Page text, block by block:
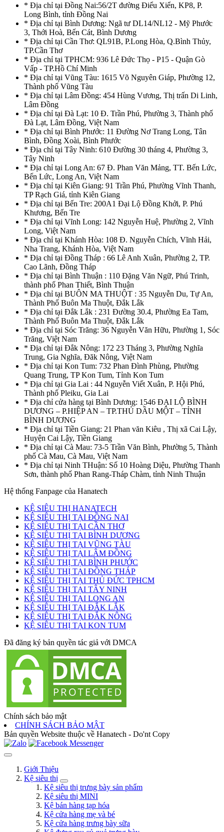
* Địa chỉ tại Đồng Nai:56/2T đường Điểu Xiển, KP8, P.
Long Bình, tỉnh Đồng Nai
* Địa chỉ tại Bình Dương: Ngã tư DL14/NL12 - Mỹ Phước
3, Thới Hoà, Bến Cát, Bình Dương
* Địa chỉ tại Cần Thơ: QL91B, P.Long Hòa, Q.Bình Thủy,
TP.Cần Thơ
* Địa chỉ tại TPHCM: 936 Lê Đức Thọ - P15 - Quận Gò
Vấp - TP.Hồ Chí Minh
* Địa chỉ tại Vũng Tàu: 1615 Võ Nguyên Giáp, Phường 12,
Thành phố Vũng Tàu
* Địa chỉ tại Lâm Đồng: 454 Hùng Vương, Thị trấn Di Linh,
Lâm Đồng
* Địa chỉ tại Đà Lạt: 10 Đ. Trần Phú, Phường 3, Thành phố
Đà Lạt, Lâm Đồng, Việt Nam
* Địa chỉ tại Bình Phước: 11 Đường Nơ Trang Long, Tân
Bình, Đồng Xoài, Bình Phước
* Địa chỉ tại Tây Ninh: 610 Đường 30 tháng 4, Phường 3,
Tây Ninh
* Địa chỉ tại Long An: 67 Đ. Phan Văn Mảng, TT. Bến Lức,
Bến Lức, Long An, Việt Nam
* Địa chỉ tại Kiên Giang: 91 Trần Phú, Phường Vĩnh Thanh,
TP Rạch Giá, tỉnh Kiên Giang
* Địa chỉ tại Bến Tre: 200A1 Đại Lộ Đồng Khởi, P. Phú
Khương, Bến Tre
* Địa chỉ tại Vĩnh Long: 142 Nguyễn Huệ, Phường 2, Vĩnh
Long, Việt Nam
* Địa chỉ tại Khánh Hòa: 108 Đ. Nguyễn Chích, Vĩnh Hải,
Nha Trang, Khánh Hòa, Việt Nam
* Địa chỉ tại Đồng Tháp : 66 Lê Anh Xuân, Phường 2, TP.
Cao Lãnh, Đồng Tháp
* Địa chỉ tại Bình Thuận : 110 Đặng Văn Ngữ, Phú Trinh,
thành phố Phan Thiết, Bình Thuận
* Địa chỉ tại BUÔN MA THUỘT : 35 Nguyễn Du, Tự An,
Thành Phố Buôn Ma Thuột, Đắk Lắk
* Địa chỉ tại Đắk Lắk : 231 Đường 30.4, Phường Ea Tam,
Thành Phố Buôn Ma Thuột, Đắk Lắk
* Địa chỉ tại Sóc Trăng: 36 Nguyễn Văn Hữu, Phường 1, Sóc
Trăng, Việt Nam
* Địa chỉ tại Đắk Nông: 172 23 Tháng 3, Phường Nghĩa
Trung, Gia Nghĩa, Đăk Nông, Việt Nam
* Địa chỉ tại Kon Tum: 732 Phan Đình Phùng, Phường
Quang Trung, TP Kon Tum, Tỉnh Kon Tum
* Địa chỉ tại Gia Lai : 44 Nguyễn Viết Xuân, P. Hội Phú,
Thành phố Pleiku, Gia Lai
* Địa chỉ cửa hàng tại Bình Dương: 1546 ĐẠI LỘ BÌNH
DƯƠNG – P.HIỆP AN – TP.THỦ DẦU MỘT – TỈNH
BÌNH DƯƠNG
* Địa chỉ tại Tiền Giang: 21 Phan văn Kiêu , Thị xã Cai Lậy,
Huyện Cai Lậy, Tiền Giang
* Địa chỉ tại Cà Mau: 73-5 Trần Văn Bình, Phường 5, Thành
phố Cà Mau, Cà Mau, Việt Nam
* Địa chỉ tại Ninh THuận: Số 10 Hoàng Diệu, Phường Thanh
Sơn, thành phố Phan Rang-Tháp Chàm, tỉnh Ninh Thuận
Hệ thống Fanpage của Hanatech
KỆ SIÊU THỊ HANATECH
KỆ SIÊU THỊ TẠI ĐỒNG NAI
KỆ SIÊU THỊ TẠI CẦN THƠ
KỆ SIÊU THỊ TẠI BÌNH DƯƠNG
KỆ SIÊU THỊ TẠI VŨNG TÀU
KỆ SIÊU THỊ TẠI LÂM ĐỒNG
KỆ SIÊU THỊ TẠI BÌNH PHƯỚC
KỆ SIÊU THỊ TẠI ĐỒNG THÁP
KỆ SIÊU THỊ TẠI THỦ ĐỨC TPHCM
KỆ SIÊU THỊ TẠI TÂY NINH
KỆ SIÊU THỊ TẠI LONG AN
KỆ SIÊU THỊ TẠI ĐẮK LẮK
KỆ SIÊU THỊ TẠI ĐẮK NÔNG
KỆ SIÊU THỊ TẠI KON TUM
Đã đăng ký bản quyền tác giả với DMCA
Chính sách bảo mật
CHÍNH SÁCH BẢO MẬT
Bản quyền Website thuộc về Hanatech - Do'nt Copy
Giới Thiệu
Kệ siêu thị
Kệ siêu thị trưng bày sản phẩm
Kệ siêu thị MINI
Kệ bán hàng tạp hóa
Kệ cửa hàng mẹ và bé
Kệ cửa hàng trưng bày sữa